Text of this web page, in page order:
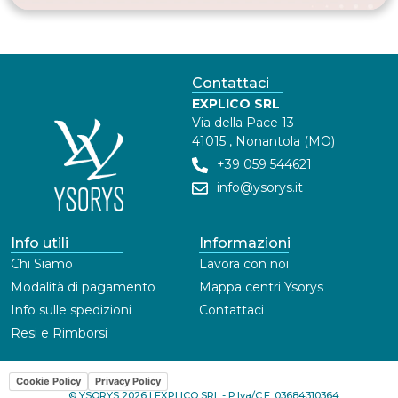
Contattaci
EXPLICO SRL
Via della Pace 13
41015 , Nonantola (MO)
+39 059 544621
info@ysorys.it
Info utili
Chi Siamo
Modalità di pagamento
Info sulle spedizioni
Resi e Rimborsi
Informazioni
Lavora con noi
Mappa centri Ysorys
Contattaci
Cookie Policy
Privacy Policy